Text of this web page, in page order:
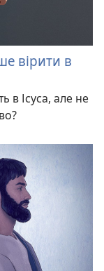
вірити в
в Ісуса, але не